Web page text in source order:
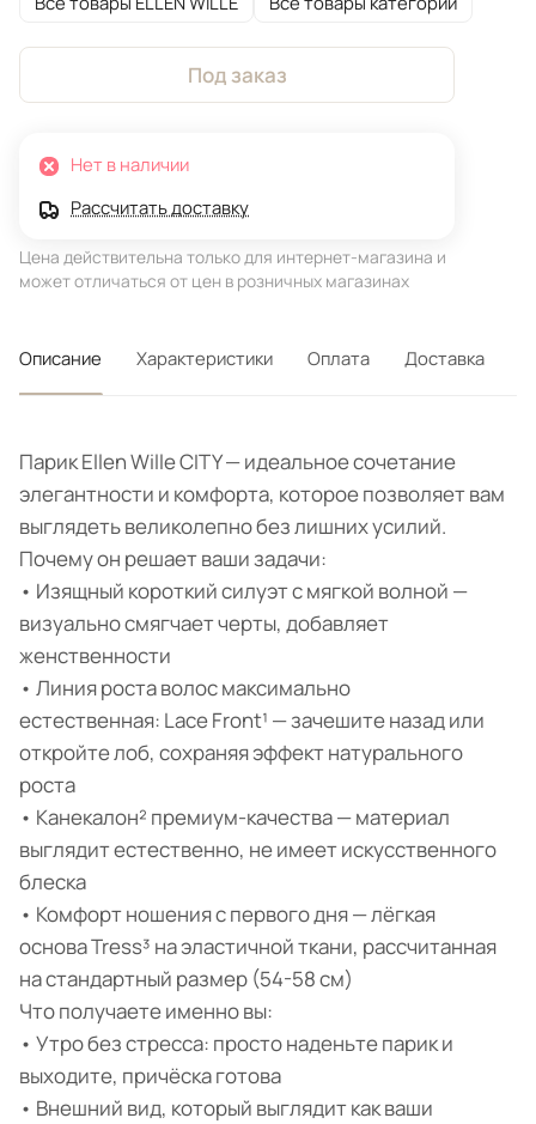
Под заказ
Нет в наличии
Рассчитать доставку
Цена действительна только для интернет-магазина и
может отличаться от цен в розничных магазинах
Описание Характеристики Оплата Доставка
Парик Ellen Wille CITY — идеальное сочетание
элегантности и комфорта, которое позволяет вам
выглядеть великолепно без лишних усилий.
Почему он решает ваши задачи:
• Изящный короткий силуэт с мягкой волной —
визуально смягчает черты, добавляет
женственности
• Линия роста волос максимально
естественная: Lace Front¹ — зачешите назад или
откройте лоб, сохраняя эффект натурального
роста
• Канекалон² премиум-качества — материал
выглядит естественно, не имеет искусственного
блеска
• Комфорт ношения с первого дня — лёгкая
основа Tress³ на эластичной ткани, рассчитанная
на стандартный размер (54-58 см)
Что получаете именно вы:
• Утро без стресса: просто наденьте парик и
выходите, причёска готова
• Внешний вид, который выглядит как ваши